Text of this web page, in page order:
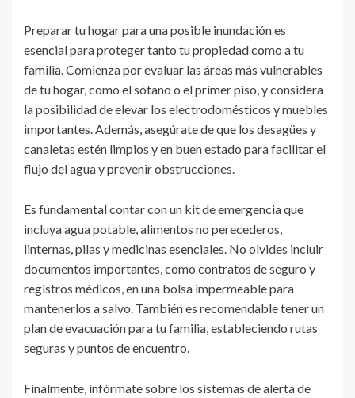
Preparar tu hogar para una posible inundación es
esencial para proteger tanto tu propiedad como a tu
familia. Comienza por evaluar las áreas más vulnerables
de tu hogar, como el sótano o el primer piso, y considera
la posibilidad de elevar los electrodomésticos y muebles
importantes. Además, asegúrate de que los desagües y
canaletas estén limpios y en buen estado para facilitar el
flujo del agua y prevenir obstrucciones.
Es fundamental contar con un kit de emergencia que
incluya agua potable, alimentos no perecederos,
linternas, pilas y medicinas esenciales. No olvides incluir
documentos importantes, como contratos de seguro y
registros médicos, en una bolsa impermeable para
mantenerlos a salvo. También es recomendable tener un
plan de evacuación para tu familia, estableciendo rutas
seguras y puntos de encuentro.
Finalmente, infórmate sobre los sistemas de alerta de